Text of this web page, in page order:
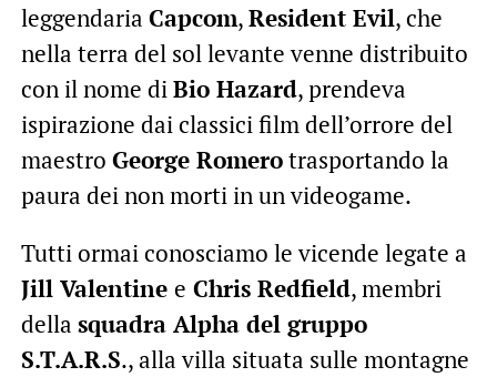
leggendaria Capcom,Resident Evil, che
nella terra del sol levante venne distribuito
con il nome diBio Hazard, prendeva
ispirazione dai classici film dell’orrore del
maestro George Romerotrasportando la
paura dei non morti in un videogame.
Tutti ormai conosciamo le vicende legate a
Jill Valentine e Chris Redfield, membri
della squadra Alpha del gruppo
S.T.A.R.S., alla villa situata sulle montagne